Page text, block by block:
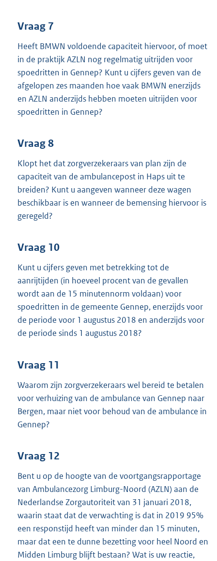
Vraag 7
Heeft BMWN voldoende capaciteit hiervoor, of moet
in de praktijk AZLN nog regelmatig uitrijden voor
spoedritten in Gennep? Kunt u cijfers geven van de
afgelopen zes maanden hoe vaak BMWN enerzijds
en AZLN anderzijds hebben moeten uitrijden voor
spoedritten in Gennep?
Vraag 8
Klopt het dat zorgverzekeraars van plan zijn de
capaciteit van de ambulancepost in Haps uit te
breiden? Kunt u aangeven wanneer deze wagen
beschikbaar is en wanneer de bemensing hiervoor is
geregeld?
Vraag 10
Kunt u cijfers geven met betrekking tot de
aanrijtijden (in hoeveel procent van de gevallen
wordt aan de 15 minutennorm voldaan) voor
spoedritten in de gemeente Gennep, enerzijds voor
de periode voor 1 augustus 2018 en anderzijds voor
de periode sinds 1 augustus 2018?
Vraag 11
Waarom zijn zorgverzekeraars wel bereid te betalen
voor verhuizing van de ambulance van Gennep naar
Bergen, maar niet voor behoud van de ambulance in
Gennep?
Vraag 12
Bent u op de hoogte van de voortgangsrapportage
van Ambulancezorg Limburg-Noord (AZLN) aan de
Nederlandse Zorgautoriteit van 31 januari 2018,
waarin staat dat de verwachting is dat in 2019 95%
een responstijd heeft van minder dan 15 minuten,
maar dat een te dunne bezetting voor heel Noord en
Midden Limburg blijft bestaan? Wat is uw reactie,